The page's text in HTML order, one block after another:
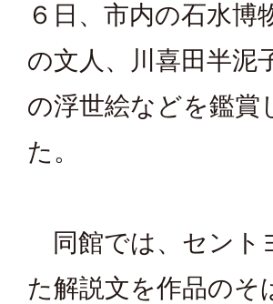
６日、市内の石水博
の文人、川喜田半泥
の浮世絵などを鑑賞
た。
同館では、セント
た解説文を作品のそ